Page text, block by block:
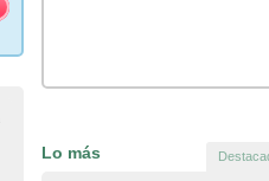
Lo más